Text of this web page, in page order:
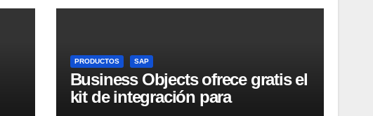
PRODUCTOS SAP
Business Objects ofrece gratis el
kit de integración para